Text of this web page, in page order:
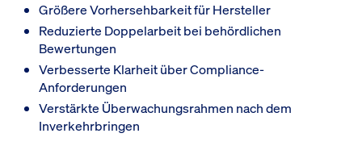
Größere Vorhersehbarkeit für Hersteller
Reduzierte Doppelarbeit bei behördlichen
Bewertungen
Verbesserte Klarheit über Compliance-
Anforderungen
Verstärkte Überwachungsrahmen nach dem
Inverkehrbringen